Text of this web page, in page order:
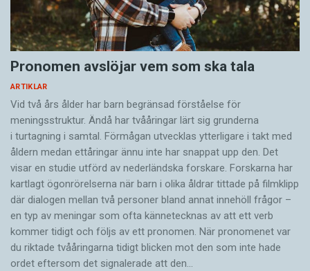
Pronomen avslöjar vem som ska tala
ARTIKLAR
Vid två års ålder har barn begränsad förståelse för
meningsstruktur. Ändå har tvååringar lärt sig grunderna
i turtagning i samtal. Förmågan utvecklas ytterligare i takt med
åldern medan ettåringar ännu inte har snappat upp den. Det
visar en studie utförd av nederländska forskare. Forskarna har
kartlagt ögonrörelserna när barn i olika åldrar tittade på filmklipp
där dialogen mellan två personer bland annat innehöll frågor –
en typ av meningar som ofta kännetecknas av att ett verb
kommer tidigt och följs av ett pronomen. När pronomenet var
du riktade tvååringarna tidigt blicken mot den som inte hade
ordet eftersom det ­signalerade att den…